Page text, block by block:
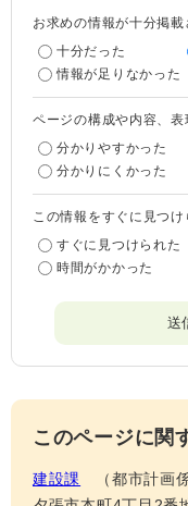
お求めの情報が十分掲載
十分だった
情報が足りなかった
ページの構成や内容、
分かりやすかった
分かりにくかった
この情報をすぐに見つけ
すぐに見つけられた
時間がかかった
このページに関
建設課
都市計画